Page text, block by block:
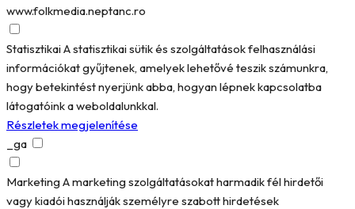
www.folkmedia.neptanc.ro
StatisztikaiA statisztikai sütik és szolgáltatások felhasználási
információkat gyűjtenek, amelyek lehetővé teszik számunkra,
hogy betekintést nyerjünk abba, hogyan lépnek kapcsolatba
látogatóink a weboldalunkkal.
Részletek megjelenítése
_ga
Marketing A marketing szolgáltatásokat harmadik fél hirdetői
vagy kiadói használják személyre szabott hirdetések